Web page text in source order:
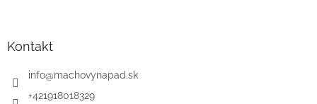
Kontakt
info@machovynapad.sk
+421918018329